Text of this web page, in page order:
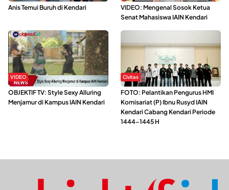
Anis Temui Buruh di Kendari
VIDEO: Mengenal Sosok Ketua
Senat Mahasiswa IAIN Kendari
VIDEO
OBJEKTIF TV: Style Sexy Alluring
Menjamur di Kampus IAIN Kendari
Civitas
FOTO: Pelantikan Pengurus HMI
Komisariat (P) Ibnu Rusyd IAIN
Kendari Cabang Kendari Periode
1444-1445 H